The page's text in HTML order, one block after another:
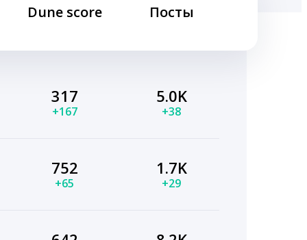
Dune score Посты
317
+167
5.0K
+38
752
+65
1.7K
+29